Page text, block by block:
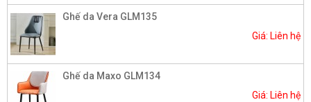
Ghế da Vera GLM135
Giá: Liên hệ
Ghế da Maxo GLM134
Giá: Liên hệ